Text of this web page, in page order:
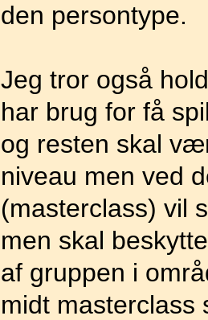
den persontype.
Jeg tror også
har brug for få
og resten skal
niveau men ved
(masterclass) vil
men skal
af gruppen i
midt